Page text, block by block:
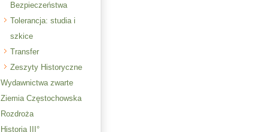
Bezpieczeństwa
Tolerancja: studia i
szkice
Transfer
Zeszyty Historyczne
Wydawnictwa zwarte
Ziemia Częstochowska
Rozdroża
Historia III°